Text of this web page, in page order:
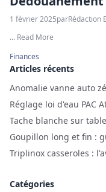
1 février 2025parRédaction
... Read More
Finances
Articles récents
Anomalie vanne auto
Réglage loi d'eau PAC
Tache blanche sur
Goupillon long et fin :
Triplinox casseroles :
Catégories